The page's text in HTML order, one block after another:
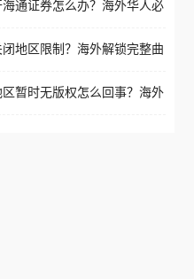
通证券怎么办？海外华人必
地区限制？海外解锁完整曲
暂时无版权怎么回事？海外